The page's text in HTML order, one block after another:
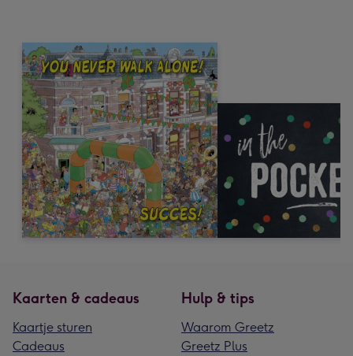
Kaarten & cadeaus
Kaartje sturen
Cadeaus
Hulp & tips
Waarom Greetz
Greetz Plus